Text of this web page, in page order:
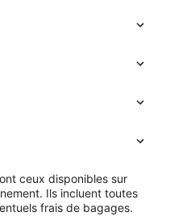
ceux disponibles sur
Ils incluent toutes
frais de bagages.